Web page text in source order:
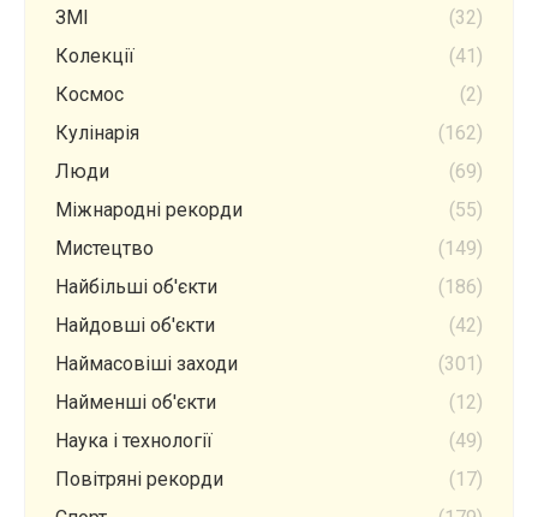
ЗМІ
(32)
Колекції
(41)
Космос
(2)
Кулінарія
(162)
Люди
(69)
Міжнародні рекорди
(55)
Мистецтво
(149)
Найбільші об'єкти
(186)
Найдовші об'єкти
(42)
Наймасовіші заходи
(301)
Найменші об'єкти
(12)
Наука і технології
(49)
Повітряні рекорди
(17)